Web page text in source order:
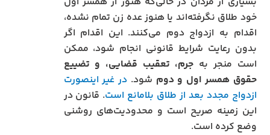
خود طلاق نگرفته‌اند یا هنوز عده زن تمام نشده،
اقدام به ازدواج دوم می‌کنند. این اقدام اگر
بدون رعایت شرایط قانونی انجام شود، ممکن
است منجر به جرم، تعقیب قضایی، و تضییع
حقوق همسر اول و دوم شود. در غیر اینصورت
ازدواج مجدد بعد از طلاق بلامانع است. قانون در
این زمینه صریح است و محدودیت‌های روشنی
وضع کرده است.